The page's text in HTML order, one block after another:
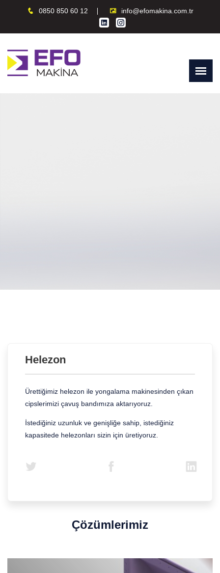
0850 850 60 12 info@efomakina.com.tr
Helezon
Ürettiğimiz helezon ile yongalama makinesinden çıkan
cipslerimizi çavuş bandımıza aktarıyoruz.
İstediğiniz uzunluk ve genişliğe sahip, istediğiniz
kapasitede helezonları sizin için üretiyoruz.
Çözümlerimiz